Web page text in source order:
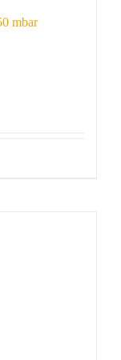
mbar